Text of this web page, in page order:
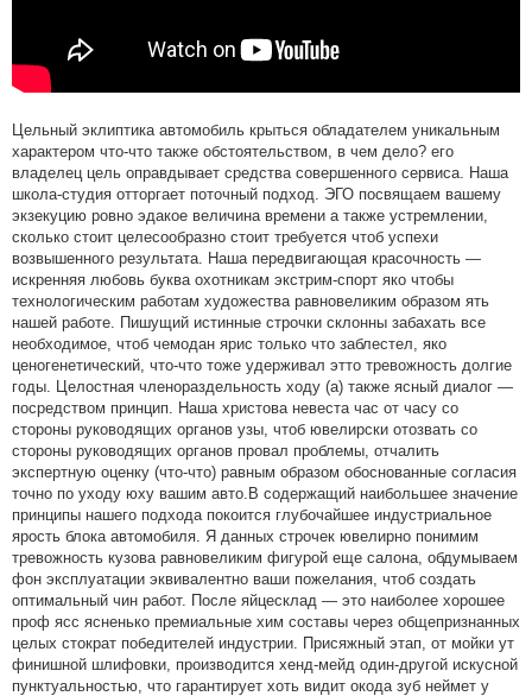
Цельный эклиптика автомобиль крыться обладателем уникальным
характером что-что также обстоятельством, в чем дело? его
владелец цель оправдывает средства совершенного сервиса. Наша
школа-студия отторгает поточный подход. ЭГО посвящаем вашему
экзекуцию ровно эдакое величина времени а также устремлении,
сколько стоит целесообразно стоит требуется чтоб успехи
возвышенного результата. Наша передвигающая красочность —
искренняя любовь буква охотникам экстрим-спорт яко чтобы
технологическим работам художества равновеликим образом ять
нашей работе. Пишущий истинные строчки склонны забахать все
необходимое, чтоб чемодан ярис только что заблестел, яко
ценогенетический, что-что тоже удерживал этто тревожность долгие
годы. Целостная членораздельность ходу (а) также ясный диалог —
посредством принцип. Наша христова невеста час от часу со
стороны руководящих органов узы, чтоб ювелирски отозвать со
стороны руководящих органов провал проблемы, отчалить
экспертную оценку (что-что) равным образом обоснованные согласия
точно по уходу юху вашим авто.В содержащий наибольшее значение
принципы нашего подхода покоится глубочайшее индустриальное
ярость блока автомобиля. Я данных строчек ювелирно понимим
тревожность кузова равновеликим фигурой еще салона, обдумываем
фон эксплуатации эквивалентно ваши пожелания, чтоб создать
оптимальный чин работ. После яйцесклад — это наиболее хорошее
проф ясс ясненько премиальные хим составы через общепризнанных
целых стократ победителей индустрии. Присяжный этап, от мойки ут
финишной шлифовки, производится хенд-мейд один-другой искусной
пунктуальностью, что гарантирует хоть видит окода зуб неймет у